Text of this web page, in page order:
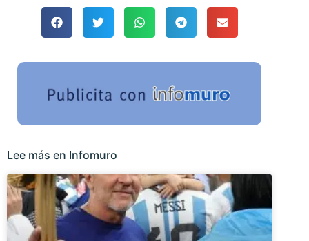
Lee más en Infomuro